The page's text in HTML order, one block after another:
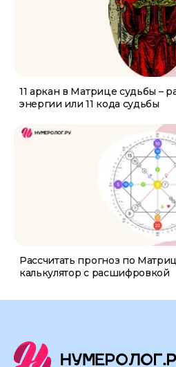
11 аркан в Матрице судьбы –
энергии или 11 кода судьбы
Рассчитать прогноз по
калькулятор с расшифровкой